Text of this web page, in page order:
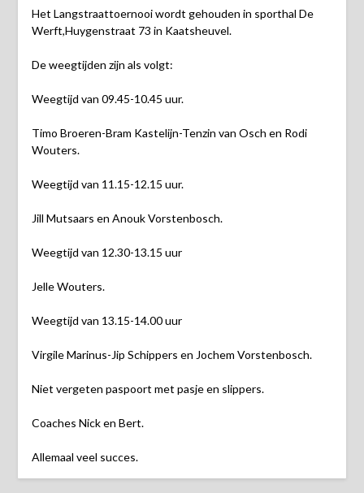
Het Langstraattoernooi wordt gehouden in sporthal De
Werft,Huygenstraat 73 in Kaatsheuvel.
De weegtijden zijn als volgt:
Weegtijd van 09.45-10.45 uur.
Timo Broeren-Bram Kastelijn-Tenzin van Osch en Rodi
Wouters.
Weegtijd van 11.15-12.15 uur.
Jill Mutsaars en Anouk Vorstenbosch.
Weegtijd van 12.30-13.15 uur
Jelle Wouters.
Weegtijd van 13.15-14.00 uur
Virgile Marinus-Jip Schippers en Jochem Vorstenbosch.
Niet vergeten paspoort met pasje en slippers.
Coaches Nick en Bert.
Allemaal veel succes.